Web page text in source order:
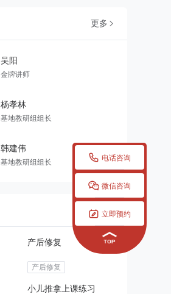
 电话咨询
 微信咨询
 立即预约
更多 
吴阳
金牌讲师
杨孝林
基地教研组组长
韩建伟
基地教研组组长
产后修复
产后修复
小儿推拿上课练习